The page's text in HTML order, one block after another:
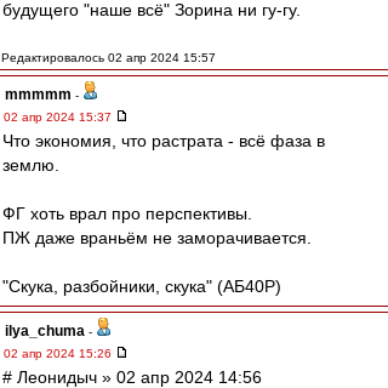
будущего "наше всё" Зорина ни гу-гу.
Редактировалось 02 апр 2024 15:57
mmmmm -
02 апр 2024 15:37
Что экономия, что растрата - всё фаза в
землю.
ФГ хоть врал про перспективы.
ПЖ даже враньём не заморачивается.
"Скука, разбойники, скука" (АБ40Р)
ilya_chuma -
02 апр 2024 15:26
# Леонидыч » 02 апр 2024 14:56